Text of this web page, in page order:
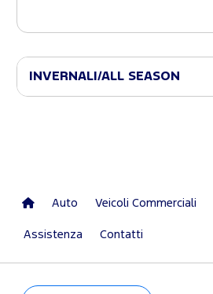
INVERNALI/ALL SEASON
Auto Veicoli Commerciali
Assistenza Contatti